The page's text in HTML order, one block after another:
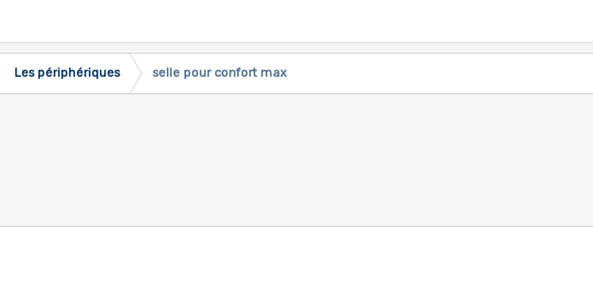
Les périphériques selle pour confort max